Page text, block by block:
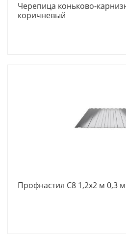
Черепица коньково-
коричневый
Профнастил С8 1,2х2 м 0,3